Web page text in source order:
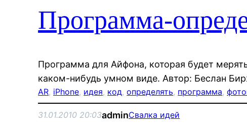
Программа-
Программа для Айфона, которая будет
каком-нибудь умном виде. Автор: Беслан
AR, iPhone, идея, код, определять, программа,
31.01.2010 20:03adminСвалка идей